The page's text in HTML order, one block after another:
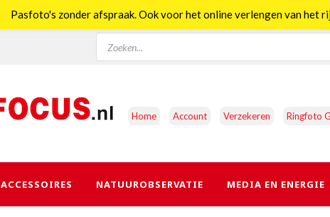
Producten
zoeken
Home Account Verzekeren Ringfoto
ACCESSOIRES NATUUROBSERVATIE MEDIA EN ENERGIE
Pasfoto's zonder afspraak. Ook voor het online verlengen van het